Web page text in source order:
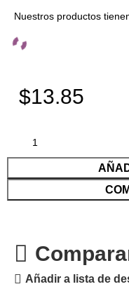
Nuestros productos
$13.85
Añadir a lista de